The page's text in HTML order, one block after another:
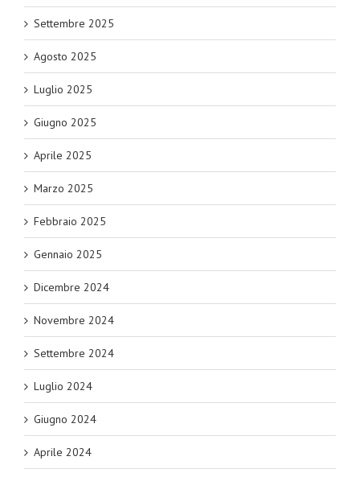
Settembre 2025
Agosto 2025
Luglio 2025
Giugno 2025
Aprile 2025
Marzo 2025
Febbraio 2025
Gennaio 2025
Dicembre 2024
Novembre 2024
Settembre 2024
Luglio 2024
Giugno 2024
Aprile 2024